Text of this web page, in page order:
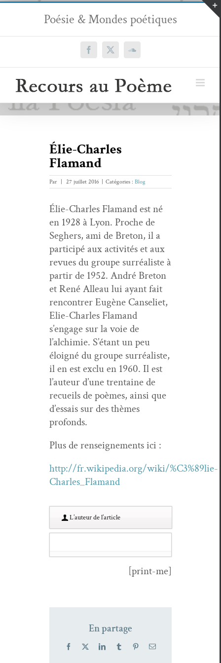
Passer
contenu
Poésie & Mondes poétiques
Facebook
X SoundCloud
Élie-Charles
Flamand
Par 27 juillet 2016 Catégories : Blog
Élie-Charles Fla­mand est né
en 1928 à Lyon. Proche de
Seghers, ami de Bre­ton, il a
par­ticipé aux activ­ités et aux
revues du groupe sur­réal­iste à
par­tir de 1952. André Bre­ton
et René Alleau lui ayant fait
ren­con­tr­er Eugène Canseli­et,
Elie-Charles Fla­mand
s’engage sur la voie de
l’alchimie. S’étant un peu
éloigné du groupe sur­réal­iste,
il en est exclu en 1960. Il est
l’auteur d’une trentaine de
recueils de poèmes, ain­si que
d’essais sur des thèmes
profonds.
Plus de ren­seigne­ments ici :
http://fr.wikipedia.org/wiki/%C3%89lie-
Charles_Flamand
L’au­teur de l’article
[print-me]
En partage
Facebook LinkedInTumblr PinterestEmail